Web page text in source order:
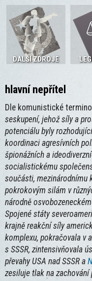
DALŠÍ ZDROJE
hlavní nepřítel
Dle komunistické
seskupení, jehož síly a
potenciálu byly
koordinaci agresívních
špionážních a
socialistickému
součásti, mezinárodnímu
pokrokovým silám v
národně
Spojené státy
krajně reakční síly
komplexu, pokračovala v
s SSSR, zintensivňovala
převahy USA nad SSSR a
zesiluje tlak na zachování